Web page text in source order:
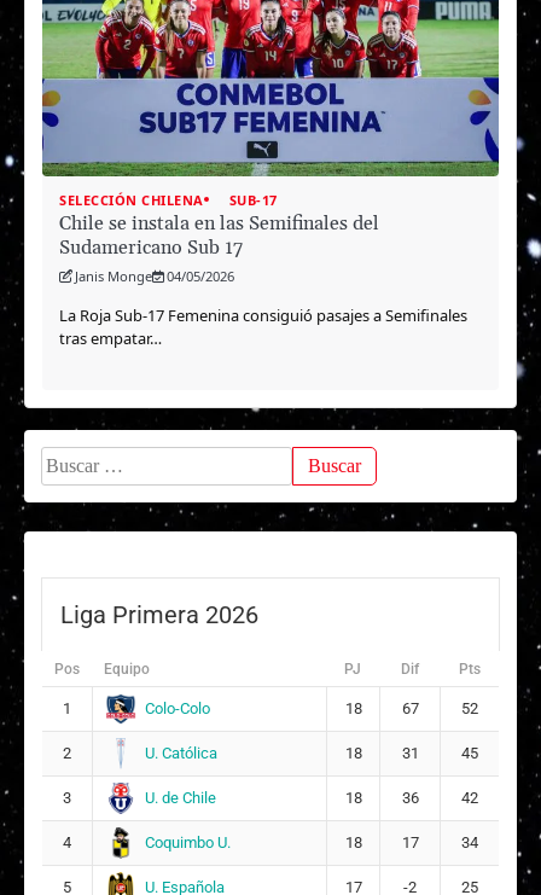
SELECCIÓN CHILENA SUB-17
Chile se instala en las Semifinales del
Sudamericano Sub 17
Janis Monge 04/05/2026
La Roja Sub-17 Femenina consiguió pasajes a Semifinales
tras empatar…
Buscar:
Liga Primera 2026
Pos Equipo PJ Dif Pts
1 Colo-Colo 18 67 52
2 U. Católica 18 31 45
3 U. de Chile 18 36 42
4 Coquimbo U. 18 17 34
5 U. Española 17 -2 25